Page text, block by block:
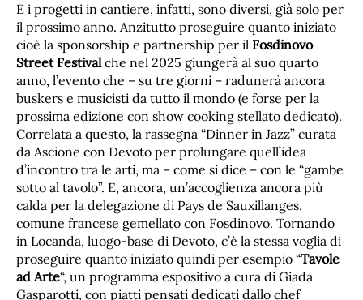
E i progetti in cantiere, infatti, sono diversi, già solo per
il prossimo anno. Anzitutto proseguire quanto iniziato
cioè la sponsorship e partnership per il Fosdinovo
Street Festivalche nel 2025 giungerà al suo quarto
anno, l’evento che – su tre giorni – radunerà ancora
buskers e musicisti da tutto il mondo (e forse per la
prossima edizione con show cooking stellato dedicato).
Correlata a questo, la rassegna “Dinner in Jazz” curata
da Ascione con Devoto per prolungare quell’idea
d’incontro tra le arti, ma – come si dice – con le “gambe
sotto al tavolo”. E, ancora, un’accoglienza ancora più
calda per la delegazione di Pays de Sauxillanges,
comune francese gemellato con Fosdinovo. Tornando
in Locanda, luogo-base di Devoto, c’è la stessa voglia di
proseguire quanto iniziato quindi per esempio “Tavole
ad Arte“, un programma espositivo a cura di Giada
Gasparotti, con piatti pensati dedicati dallo chef